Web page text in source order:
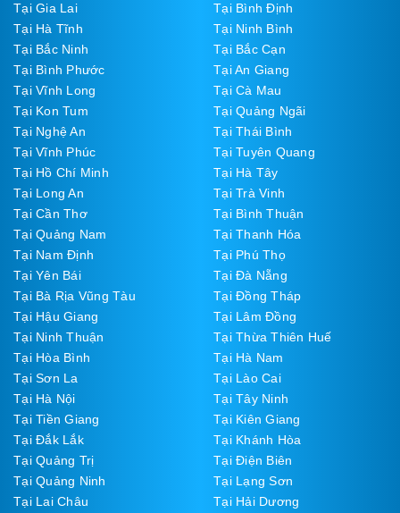
Tại Gia Lai
Tại Bình Định
Tại Hà Tĩnh
Tại Ninh Bình
Tại Bắc Ninh
Tại Bắc Cạn
Tại Bình Phước
Tại An Giang
Tại Vĩnh Long
Tại Cà Mau
Tại Kon Tum
Tại Quảng Ngãi
Tại Nghệ An
Tại Thái Bình
Tại Vĩnh Phúc
Tại Tuyên Quang
Tại Hồ Chí Minh
Tại Hà Tây
Tại Long An
Tại Trà Vinh
Tại Cần Thơ
Tại Bình Thuận
Tại Quảng Nam
Tại Thanh Hóa
Tại Nam Định
Tại Phú Thọ
Tại Yên Bái
Tại Đà Nẵng
Tại Bà Rịa Vũng Tàu
Tại Đồng Tháp
Tại Hậu Giang
Tại Lâm Đồng
Tại Ninh Thuận
Tại Thừa Thiên Huế
Tại Hòa Bình
Tại Hà Nam
Tại Sơn La
Tại Lào Cai
Tại Hà Nội
Tại Tây Ninh
Tại Tiền Giang
Tại Kiên Giang
Tại Đắk Lắk
Tại Khánh Hòa
Tại Quảng Trị
Tại Điện Biên
Tại Quảng Ninh
Tại Lạng Sơn
Tại Lai Châu
Tại Hải Dương